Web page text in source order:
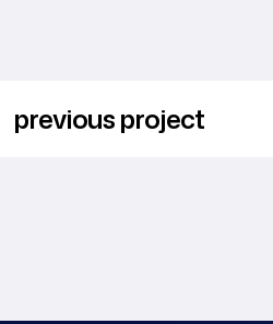
previous project